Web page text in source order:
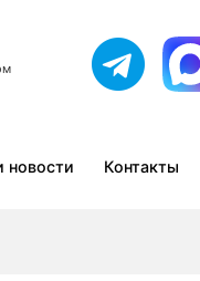
новости Контакты